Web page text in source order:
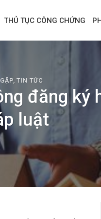
THỦ TỤC CÔNG CHỨNG
,TIN TỨC
đăng ký
luật